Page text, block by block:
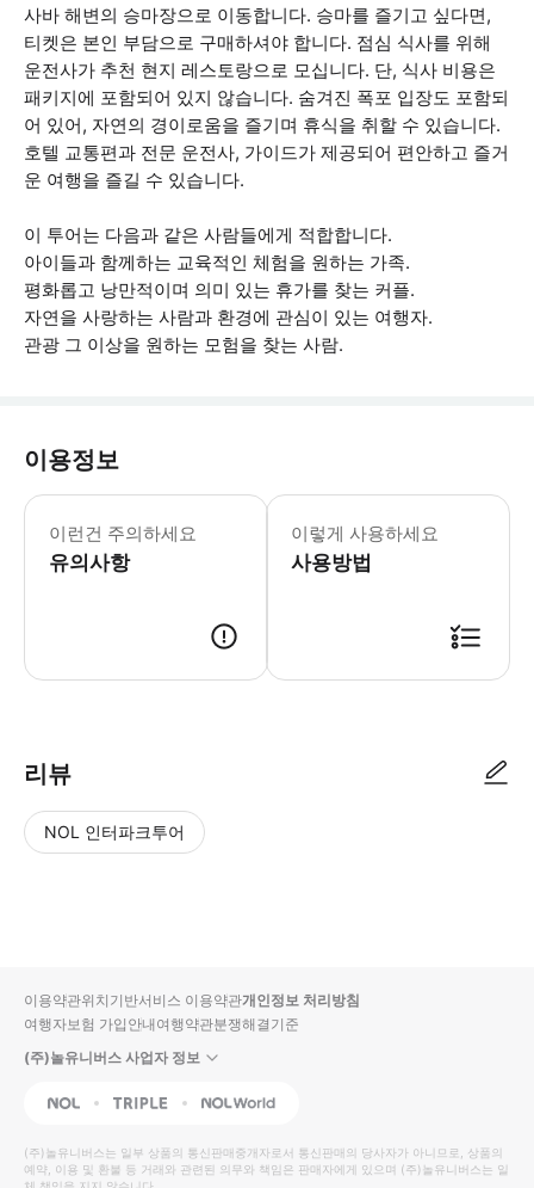
사바 해변의 승마장으로 이동합니다. 승마를 즐기고 싶다면,
티켓은 본인 부담으로 구매하셔야 합니다. 점심 식사를 위해
운전사가 추천 현지 레스토랑으로 모십니다. 단, 식사 비용은
패키지에 포함되어 있지 않습니다. 숨겨진 폭포 입장도 포함되
어 있어, 자연의 경이로움을 즐기며 휴식을 취할 수 있습니다.
호텔 교통편과 전문 운전사, 가이드가 제공되어 편안하고 즐거
운 여행을 즐길 수 있습니다.
이 투어는 다음과 같은 사람들에게 적합합니다.
아이들과 함께하는 교육적인 체험을 원하는 가족.
평화롭고 낭만적이며 의미 있는 휴가를 찾는 커플.
자연을 사랑하는 사람과 환경에 관심이 있는 여행자.
관광 그 이상을 원하는 모험을 찾는 사람.
이용정보
이런건 주의하세요
유의사항
- 픽업 전에 운전사가 연락하여 시간
이렇게 사용하세요
사용방법
리뷰
NOL 인터파크투어
입니
다.
높
은
동
영
순
상
이용약관위치기반서비스 이용약관개인정보 처리방침
여행자보험 가입안내여행약관분쟁해결기준
(주)놀유니버스 사업자 정보
NOL Triple Interpark Global
(주)놀유니버스는 일부 상품의 통신판매중개자로서 통신판매의 당사자가 아니므로, 상품의
예약, 이용 및 환불 등 거래와 관련된 의무와 책임은 판매자에게 있으며 (주)놀유니버스는 일